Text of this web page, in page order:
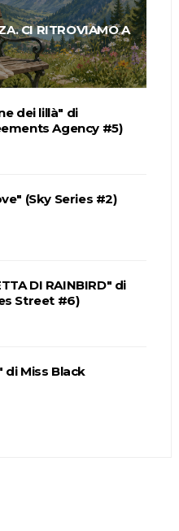
CI RITROVIAMO A
dei lillà" di
Agency #5)
(Sky Series #2)
DI RAINBIRD" di
Street #6)
di Miss Black